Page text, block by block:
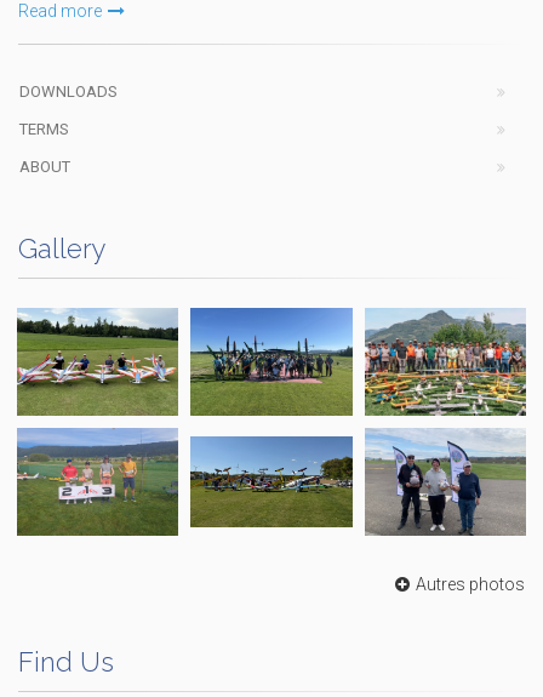
Read more
DOWNLOADS
TERMS
ABOUT
Gallery
Autres photos
Find Us